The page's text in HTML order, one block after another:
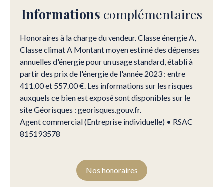
Informations complémentaires
Honoraires à la charge du vendeur. Classe énergie A,
Classe climat A Montant moyen estimé des dépenses
annuelles d'énergie pour un usage standard, établi à
partir des prix de l'énergie de l'année 2023 : entre
411.00 et 557.00 €. Les informations sur les risques
auxquels ce bien est exposé sont disponibles sur le
site Géorisques : georisques.gouv.fr.
Agent commercial (Entreprise individuelle) • RSAC
815193578
Nos honoraires